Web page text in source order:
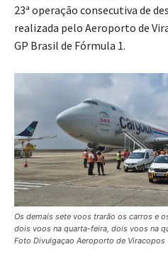
23ª operação consecutiva de
realizada pelo Aeroporto de
GP Brasil de Fórmula 1.
Os demais sete voos trarão os carros e
dois voos na quarta-feira, dois voos na
Foto Divulgaçao Aeroporto de Viracopos